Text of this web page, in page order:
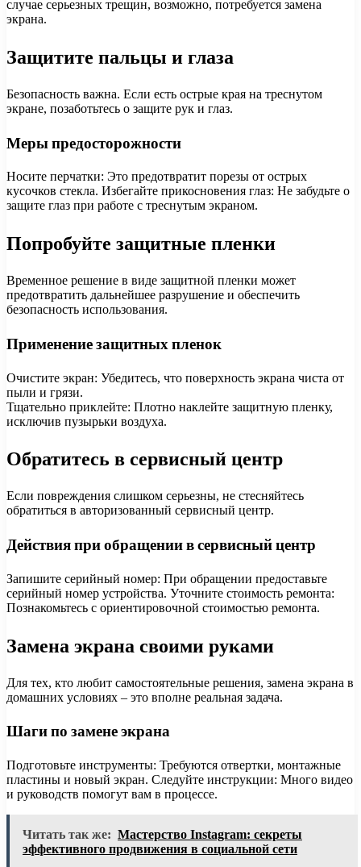
случае серьезных трещин, возможно, потребуется замена
экрана.
Защитите пальцы и глаза
Безопасность важна. Если есть острые края на треснутом
экране, позаботьтесь о защите рук и глаз.
Меры предосторожности
Носите перчатки: Это предотвратит порезы от острых
кусочков стекла. Избегайте прикосновения глаз: Не забудьте о
защите глаз при работе с треснутым экраном.
Попробуйте защитные пленки
Временное решение в виде защитной пленки может
предотвратить дальнейшее разрушение и обеспечить
безопасность использования.
Применение защитных пленок
Очистите экран: Убедитесь, что поверхность экрана чиста от
пыли и грязи.
Тщательно приклейте: Плотно наклейте защитную пленку,
исключив пузырьки воздуха.
Обратитесь в сервисный центр
Если повреждения слишком серьезны, не стесняйтесь
обратиться в авторизованный сервисный центр.
Действия при обращении в сервисный центр
Запишите серийный номер: При обращении предоставьте
серийный номер устройства. Уточните стоимость ремонта:
Познакомьтесь с ориентировочной стоимостью ремонта.
Замена экрана своими руками
Для тех, кто любит самостоятельные решения, замена экрана в
домашних условиях – это вполне реальная задача.
Шаги по замене экрана
Подготовьте инструменты: Требуются отвертки, монтажные
пластины и новый экран. Следуйте инструкции: Много видео
и руководств помогут вам в процессе.
Читать так же: Мастерство Instagram: секреты
эффективного продвижения в социальной сети